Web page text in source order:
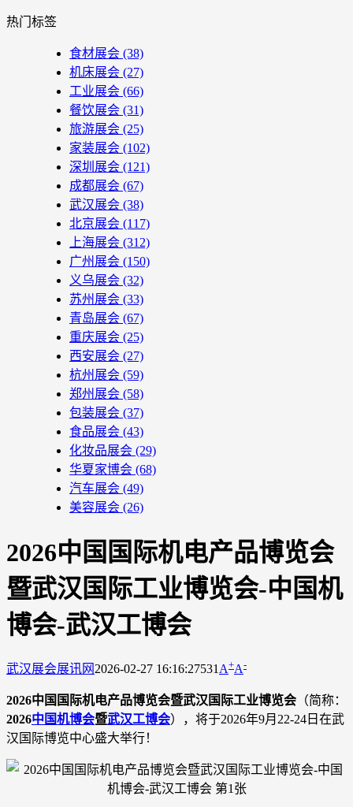
热门标签
食材展会 (38)
机床展会 (27)
工业展会 (66)
餐饮展会 (31)
旅游展会 (25)
家装展会 (102)
深圳展会 (121)
成都展会 (67)
武汉展会 (38)
北京展会 (117)
上海展会 (312)
广州展会 (150)
义乌展会 (32)
苏州展会 (33)
青岛展会 (67)
重庆展会 (25)
西安展会 (27)
杭州展会 (59)
郑州展会 (58)
包装展会 (37)
食品展会 (43)
化妆品展会 (29)
华夏家博会 (68)
汽车展会 (49)
美容展会 (26)
2026中国国际机电产品博览会
暨武汉国际工业博览会-中国机
博会-武汉工博会
武汉展会展讯网 2026-02-27 16:16:27531 A+A-
2026中国国际机电产品博览会暨武汉国际工业博览会 （简称：
2026中国机博会暨武汉工博会），将于2026年9月22-24日在武
汉国际博览中心盛大举行！